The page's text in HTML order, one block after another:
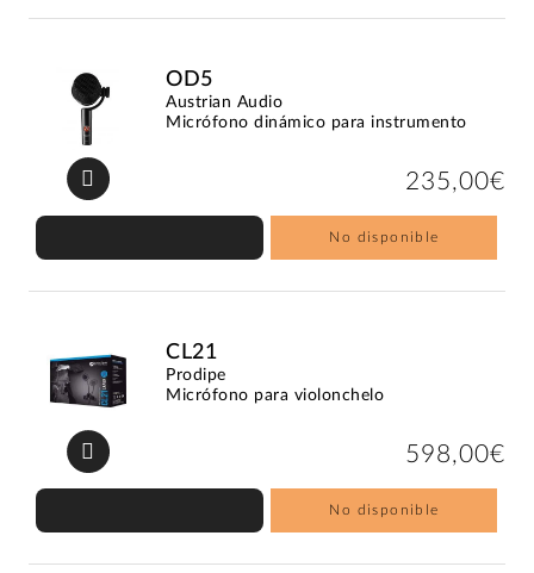
OD5
Austrian Audio
Micrófono dinámico para instrumento
235,00€
No disponible
CL21
Prodipe
Micrófono para violonchelo
598,00€
No disponible